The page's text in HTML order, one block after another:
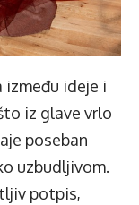
između ideje i
iz glave vrlo
poseban
uzbudljivom.
potpis,